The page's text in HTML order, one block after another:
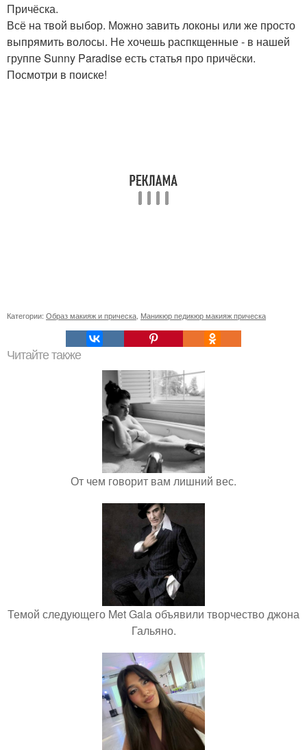
Причёска.
Всё на твой выбор. Можно завить локоны или же просто
выпрямить волосы. Не хочешь распкщенные - в нашей
группе Sunny Paradise есть статья про причёски.
Посмотри в поиске!
Категории: Образ макияж и прическа Маникюр педикюр макияж прическа
Читайте также
От чем говорит вам лишний вес.
Темой следующего Met Gala объявили творчество джона
Гальяно.